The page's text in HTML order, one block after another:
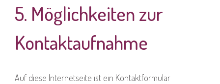
5. Möglichkeiten zur
Kontaktaufnahme
Auf diese Internetseite ist ein Kontaktformular